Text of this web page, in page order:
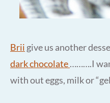
Brii give us another
dark chocolate……….I
with out eggs, milk or